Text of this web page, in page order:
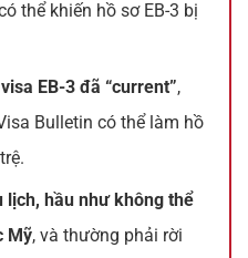
thể khiến hồ sơ EB-3 bị
EB-3 đã “current”,
Bulletin có thể làm hồ
lịch, hầu như không thể
Mỹ, và thường phải rời